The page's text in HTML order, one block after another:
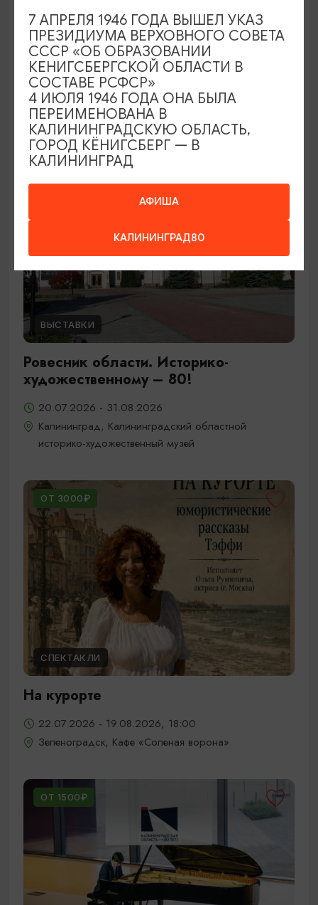
Семейный клуб выходного дня в
Морском выставочном центре
19.07.2026 - 30.08.2026, СБ 12:00, 13:00
Светлогорск, Морской выставочный центр г.
Светлогорск
ВЫСТАВКИ
Ровесник области. Историко-
художественному – 80!
20.07.2026 - 31.08.2026
Калининград, Калининградский областной
историко-художественный музей
ОТ 3000₽
СПЕКТАКЛИ
На курорте
22.07.2026 - 19.08.2026, 18:00
Зеленоградск, Кафе «Соленая ворона»
ОТ 1500₽
АФИША
КАЛИНИНГРАД80
7 АПРЕЛЯ 1946 ГОДА ВЫШЕЛ УКАЗ
ПРЕЗИДИУМА ВЕРХОВНОГО СОВЕТА
СССР «ОБ ОБРАЗОВАНИИ
КЕНИГСБЕРГСКОЙ ОБЛАСТИ В
СОСТАВЕ РСФСР»
4 ИЮЛЯ 1946 ГОДА ОНА БЫЛА
ПЕРЕИМЕНОВАНА В
КАЛИНИНГРАДСКУЮ ОБЛАСТЬ,
ГОРОД КЁНИГСБЕРГ — В
КАЛИНИНГРАД